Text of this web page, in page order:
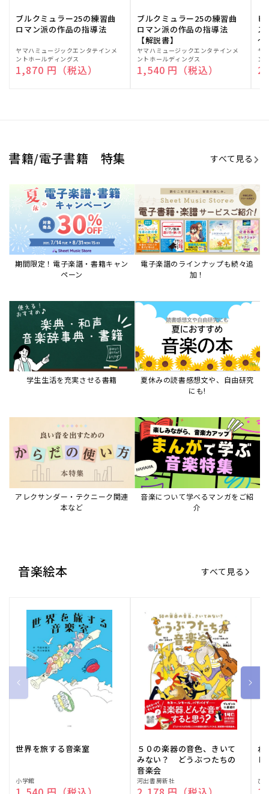
ブルクミュラー25の練習曲
ロマン派の作品の指導法
販
売
元:
ヤマハミュージックエンタテインメ
ントホールディングス
通常価格
1,870 円（税込）
ブルクミュラー25の練習曲
ロマン派の作品の指導法
【解説書】
販
売
元:
ヤマハミュージックエンタテインメ
ントホールディングス
通常価格
1,540 円（税込）
ピ
ス
～
販
売
元:
ヤ
ン
書籍/電子書籍 特集 すべて見る
期間限定！電子楽譜・書籍キャン
ペーン
電子楽譜のラインナップも続々追
加！
学生生活を充実させる書籍
夏休みの読書感想文や、自由研究
にも!
アレクサンダー・テクニーク関連
本など
音楽について学べるマンガをご紹
介
音楽絵本 すべて見る
世界を旅する音楽室
販
小学館
５０の楽器の音色、きいて
みない？ どうぶつたちの
音楽会
販
河出書房新社
ね
販ひ